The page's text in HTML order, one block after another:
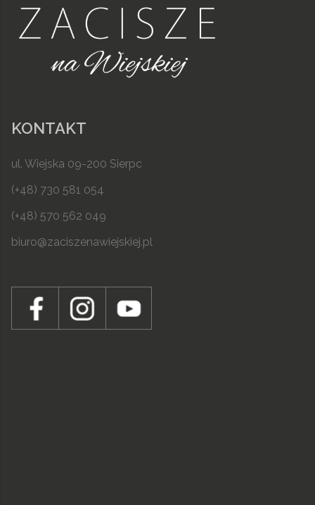
KONTAKT
ul. Wiejska 09-200 Sierpc
(+48) 730 581 054
(+48) 570 562 049
biuro@zaciszenawiejskiej.pl